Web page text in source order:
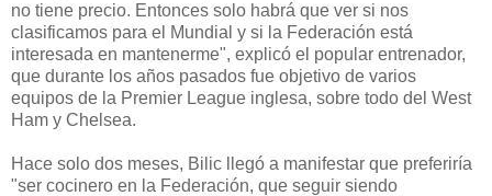
no tiene precio. Entonces solo habrá que ver si nos
clasificamos para el Mundial y si la Federación está
interesada en mantenerme", explicó el popular entrenador,
que durante los años pasados fue objetivo de varios
equipos de la Premier League inglesa, sobre todo del West
Ham y Chelsea.
Hace solo dos meses, Bilic llegó a manifestar que preferiría
"ser cocinero en la Federación, que seguir siendo